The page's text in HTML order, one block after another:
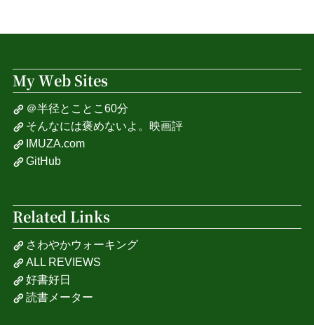
My Web Sites
＠半径とことこ60分
そんなには褒めないよ。映画評
IMUZA.com
GitHub
Related Links
さわやかウォーキング
ALL REVIEWS
好書好日
読書メーター